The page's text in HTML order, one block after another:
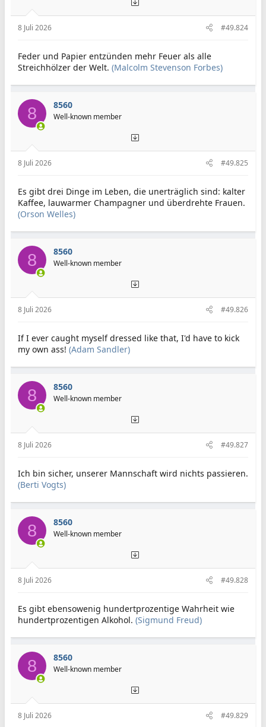
8 Juli 2026 #49.824
Feder und Papier entzünden mehr Feuer als alle
Streichhölzer der Welt. (Malcolm Stevenson Forbes)
8 8560
Well-known member
8 Juli 2026 #49.825
Es gibt drei Dinge im Leben, die unerträglich sind: kalter
Kaffee, lauwarmer Champagner und überdrehte Frauen.
(Orson Welles)
8 8560
Well-known member
8 Juli 2026 #49.826
If I ever caught myself dressed like that, I'd have to kick
my own ass! (Adam Sandler)
8 8560
Well-known member
8 Juli 2026 #49.827
Ich bin sicher, unserer Mannschaft wird nichts passieren.
(Berti Vogts)
8 8560
Well-known member
8 Juli 2026 #49.828
Es gibt ebensowenig hundertprozentige Wahrheit wie
hundertprozentigen Alkohol. (Sigmund Freud)
8 8560
Well-known member
8 Juli 2026 #49.829